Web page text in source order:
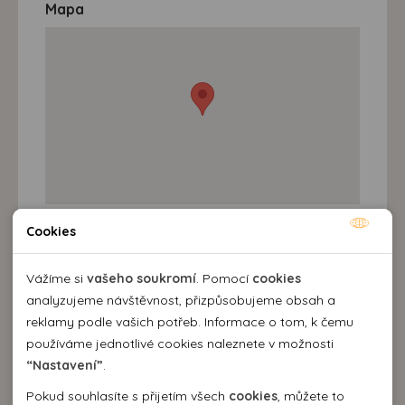
Mapa
Destinace a výlety
Cookies
Vážíme si vašeho soukromí . Pomocí cookies
analyzujeme návštěvnost, přizpůsobujeme obsah a
reklamy podle vašich potřeb. Informace o tom, k čemu
používáme jednotlivé cookies naleznete v možnosti
“Nastavení”
Pokud souhlasíte s přijetím všech cookies , můžete to
Nutné cookies pomáhají, aby byla webová stránka
použitelná tak, že umožní základní funkce jako navigace
stránky a přístup k zabezpečeným sekcím webové stránky.
Webová stránka nemůže správně fungovat bez těchto
cookies.